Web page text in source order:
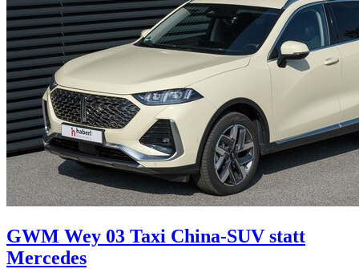
GWM Wey 03 Taxi China-SUV statt
Mercedes